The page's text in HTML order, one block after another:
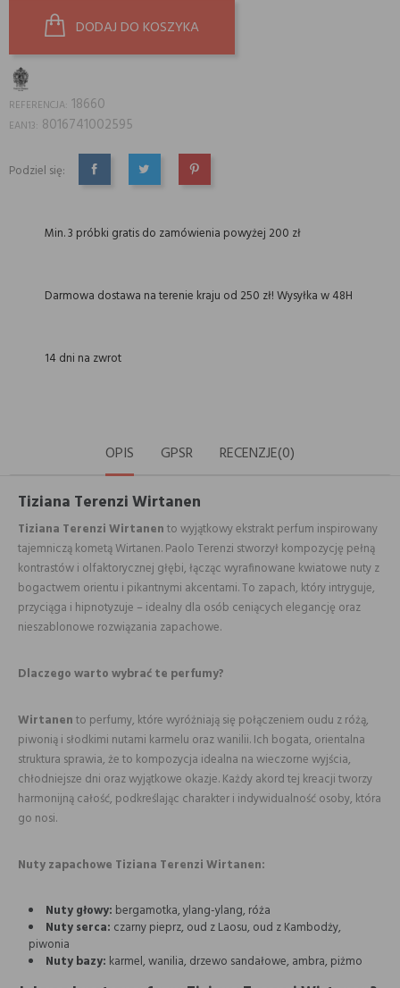
DODAJ DO KOSZYKA
REFERENCJA: 18660
EAN13: 8016741002595
Podziel się:
UDOSTĘPNIJTWEETUJPINTEREST
Min. 3 próbki gratis do zamówienia powyżej 200 zł
Darmowa dostawa na terenie kraju od 250 zł! Wysyłka w 48H
14 dni na zwrot
OPIS GPSR RECENZJE(0)
Tiziana Terenzi Wirtanen
Tiziana Terenzi Wirtanento wyjątkowy ekstrakt perfum inspirowany
tajemniczą kometą Wirtanen. Paolo Terenzi stworzył kompozycję pełną
kontrastów i olfaktorycznej głębi, łącząc wyrafinowane kwiatowe nuty z
bogactwem orientu i pikantnymi akcentami. To zapach, który intryguje,
przyciąga i hipnotyzuje – idealny dla osób ceniących elegancję oraz
nieszablonowe rozwiązania zapachowe.
Dlaczego warto wybrać te perfumy?
Wirtanento perfumy, które wyróżniają się połączeniem oudu z różą,
piwonią i słodkimi nutami karmelu oraz wanilii. Ich bogata, orientalna
struktura sprawia, że to kompozycja idealna na wieczorne wyjścia,
chłodniejsze dni oraz wyjątkowe okazje. Każdy akord tej kreacji tworzy
harmonijną całość, podkreślając charakter i indywidualność osoby, która
go nosi.
Nuty zapachowe Tiziana Terenzi Wirtanen:
Nuty głowy: bergamotka, ylang-ylang, róża
Nuty serca: czarny pieprz, oud z Laosu, oud z Kambodży,
piwonia
Nuty bazy: karmel, wanilia, drzewo sandałowe, ambra, piżmo